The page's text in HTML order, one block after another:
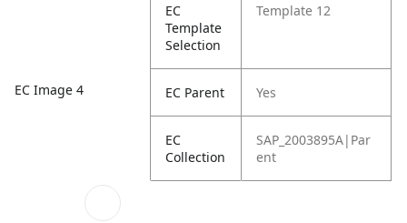
EC Image 4
EC
Template
Selection
Template 12
EC Parent Yes
EC
Collection
SAP_2003895A|Par
ent